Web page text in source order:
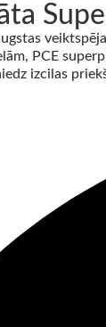
PCE
izcilas